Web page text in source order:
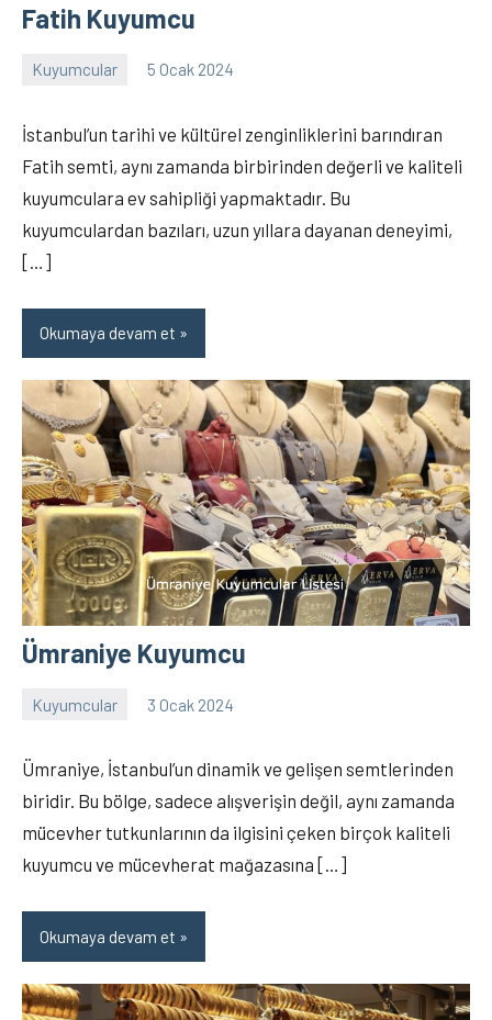
Fatih Kuyumcu
Kuyumcular 5 Ocak 2024
İslam
İstanbul’un tarihi ve kültürel zenginliklerini barındıran
Fatih semti, aynı zamanda birbirinden değerli ve kaliteli
kuyumculara ev sahipliği yapmaktadır. Bu
kuyumculardan bazıları, uzun yıllara dayanan deneyimi,
[…]
Okumaya devam et
Ümraniye Kuyumcu
Kuyumcular 3 Ocak 2024
admin
Ümraniye, İstanbul’un dinamik ve gelişen semtlerinden
biridir. Bu bölge, sadece alışverişin değil, aynı zamanda
mücevher tutkunlarının da ilgisini çeken birçok kaliteli
kuyumcu ve mücevherat mağazasına […]
Okumaya devam et